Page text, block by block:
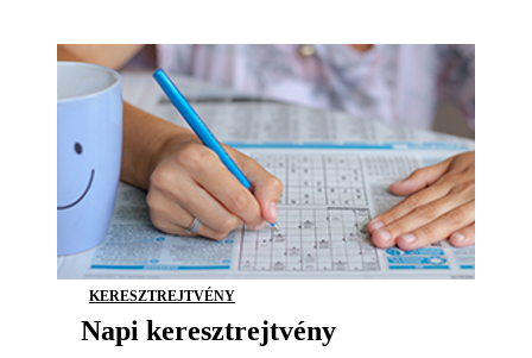
KERESZTREJTVÉNY
Napi keresztrejtvény